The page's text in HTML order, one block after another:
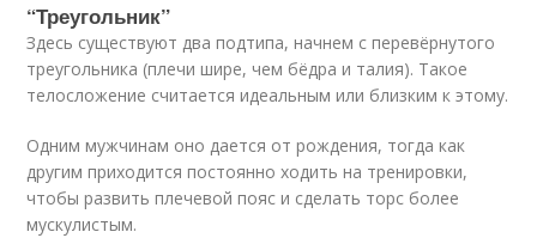
“Треугольник”
Здесь существуют два подтипа, начнем с перевёрнутого
треугольника (плечи шире, чем бёдра и талия). Такое
телосложение считается идеальным или близким к этому.
Одним мужчинам оно дается от рождения, тогда как
другим приходится постоянно ходить на тренировки,
чтобы развить плечевой пояс и сделать торс более
мускулистым.